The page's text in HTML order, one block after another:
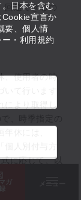
日本を含む
Cookie宣言か
要、個人情
・利用規約
ガ
回避できるの
、使用者の時
て行います
により取得し
人別付与方
に応じて、以